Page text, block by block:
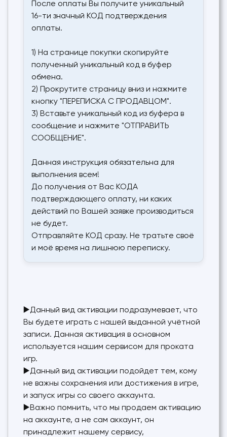
После оплаты Вы получите уникальный
16-ти значный КОД подтверждения
оплаты.
1) На странице покупки скопируйте
полученный уникальный код в буфер
обмена.
2) Прокрутите страницу вниз и нажмите
кнопку "ПЕРЕПИСКА С ПРОДАВЦОМ".
3) Вставьте уникальный код из буфера в
сообщение и нажмите "ОТПРАВИТЬ
СООБЩЕНИЕ".
Данная инструкция обязательна для
выполнения всем!
До получения от Вас КОДА
подтверждающего оплату, ни каких
действий по Вашей заявке производиться
не будет.
Отправляйте КОД сразу. Не тратьте своё
и моё время на лишнюю переписку.
▶️Данный вид активации подразумевает, что
Вы будете играть с нашей выданной учётной
записи. Данная активация в основном
используется нашим сервисом для проката
игр.
▶️Данный вид активации подойдет тем, кому
не важны сохранения или достижения в игре,
и запуск игры со своего аккаунта.
▶️Важно помнить, что мы продаем активацию
на аккаунте, а не сам аккаунт, он
принадлежит нашему сервису,